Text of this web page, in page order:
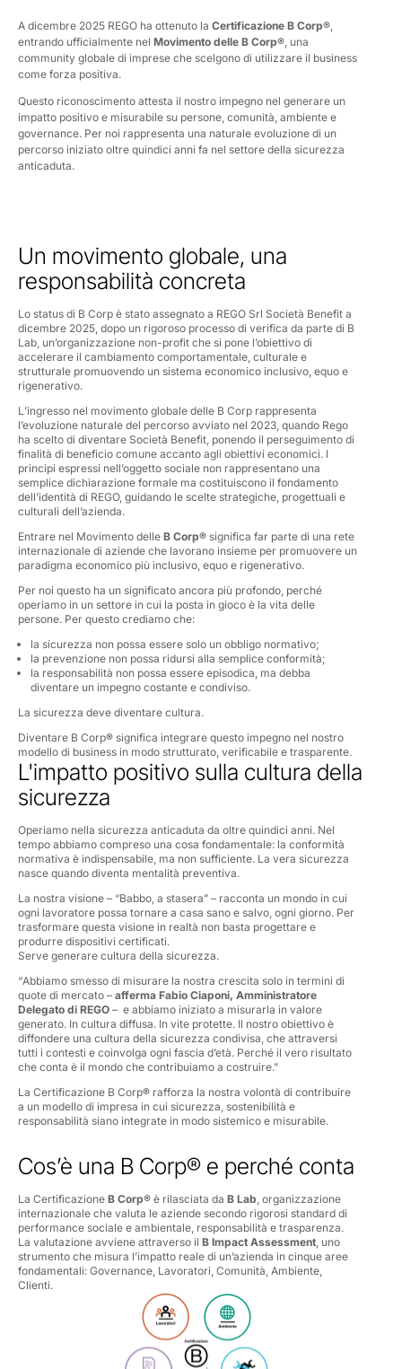
A dicembre 2025 REGO ha ottenuto la Certificazione B Corp®,
entrando ufficialmente nel Movimento delle B Corp®, una
community globale di imprese che scelgono di utilizzare il business
come forza positiva.
Questo riconoscimento attesta il nostro impegno nel generare un
impatto positivo e misurabile su persone, comunità, ambiente e
governance. Per noi rappresenta una naturale evoluzione di un
percorso iniziato oltre quindici anni fa nel settore della sicurezza
anticaduta.
Un movimento globale, una
responsabilità concreta
Lo status di B Corp è stato assegnato a REGO Srl Società Benefit a
dicembre 2025, dopo un rigoroso processo di verifica da parte di B
Lab, un’organizzazione non-profit che si pone l’obiettivo di
accelerare il cambiamento comportamentale, culturale e
strutturale promuovendo un sistema economico inclusivo, equo e
rigenerativo.
L’ingresso nel movimento globale delle B Corp rappresenta
l’evoluzione naturale del percorso avviato nel 2023, quando Rego
ha scelto di diventare Società Benefit, ponendo il perseguimento di
finalità di beneficio comune accanto agli obiettivi economici. I
principi espressi nell’oggetto sociale non rappresentano una
semplice dichiarazione formale ma costituiscono il fondamento
dell’identità di REGO, guidando le scelte strategiche, progettuali e
culturali dell’azienda.
Entrare nel Movimento delle B Corp® significa far parte di una rete
internazionale di aziende che lavorano insieme per promuovere un
paradigma economico più inclusivo, equo e rigenerativo.
Per noi questo ha un significato ancora più profondo, perché
operiamo in un settore in cui la posta in gioco è la vita delle
persone. Per questo crediamo che:
la sicurezza non possa essere solo un obbligo normativo;
la prevenzione non possa ridursi alla semplice conformità;
la responsabilità non possa essere episodica, ma debba
diventare un impegno costante e condiviso.
La sicurezza deve diventare cultura.
Diventare B Corp® significa integrare questo impegno nel nostro
modello di business in modo strutturato, verificabile e trasparente.
L'impatto positivo sulla cultura della
sicurezza
Operiamo nella sicurezza anticaduta da oltre quindici anni. Nel
tempo abbiamo compreso una cosa fondamentale: la conformità
normativa è indispensabile, ma non sufficiente. La vera sicurezza
nasce quando diventa mentalità preventiva.
La nostra visione – “Babbo, a stasera” – racconta un mondo in cui
ogni lavoratore possa tornare a casa sano e salvo, ogni giorno. Per
trasformare questa visione in realtà non basta progettare e
produrre dispositivi certificati.
Serve generare cultura della sicurezza.
“Abbiamo smesso di misurare la nostra crescita solo in termini di
quote di mercato – afferma Fabio Ciaponi, Amministratore
Delegato di REGO – e abbiamo iniziato a misurarla in valore
generato. In cultura diffusa. In vite protette. Il nostro obiettivo è
diffondere una cultura della sicurezza condivisa, che attraversi
tutti i contesti e coinvolga ogni fascia d’età. Perché il vero risultato
che conta è il mondo che contribuiamo a costruire.”
La Certificazione B Corp® rafforza la nostra volontà di contribuire
a un modello di impresa in cui sicurezza, sostenibilità e
responsabilità siano integrate in modo sistemico e misurabile.
Cos’è una B Corp® e perché conta
La Certificazione B Corp® è rilasciata da B Lab, organizzazione
internazionale che valuta le aziende secondo rigorosi standard di
performance sociale e ambientale, responsabilità e trasparenza.
La valutazione avviene attraverso il B Impact Assessment, uno
strumento che misura l’impatto reale di un’azienda in cinque aree
fondamentali: Governance, Lavoratori, Comunità, Ambiente,
Clienti.